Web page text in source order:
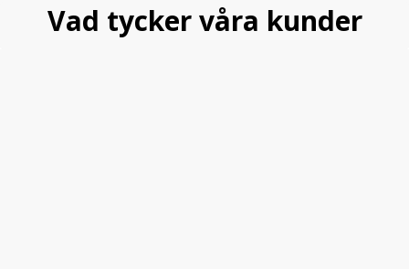
Vad tycker våra kunder